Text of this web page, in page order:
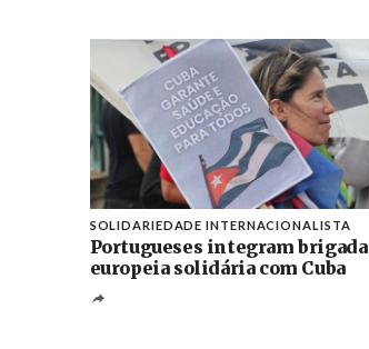
SOLIDARIEDADE INTERNACIONALISTA
Portugueses integram brigada
europeia solidária com Cuba